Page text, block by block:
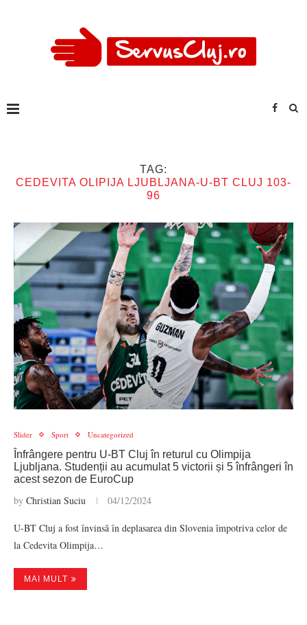
TAG:
CEDEVITA OLIPIJA LJUBLJANA-U-BT CLUJ 103-
96
Slider Sport Uncategorized
Înfrângere pentru U-BT Cluj în returul cu Olimpija
Ljubljana. Studenții au acumulat 5 victorii și 5 înfrângeri în
acest sezon de EuroCup
by Christian Suciu 04/12/2024
U-BT Cluj a fost învinsă în deplasarea din Slovenia împotriva celor de
la Cedevita Olimpija…
MAI MULT